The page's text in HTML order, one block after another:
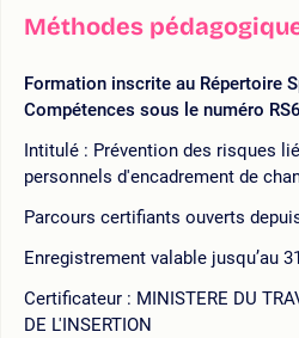
Méthodes
Formation inscrite au Répertoire
Compétences sous le numéro
Intitulé : Prévention des risques
personnels d'encadrement de
Parcours certifiants ouverts
Enregistrement valable jusqu’au
Certificateur : MINISTERE DU
DE L'INSERTION